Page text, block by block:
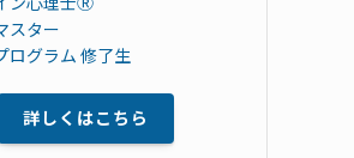
スター
ログラム 修了生
詳しくはこちら